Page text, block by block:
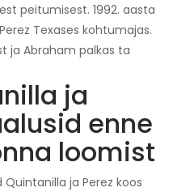
peitumisest. 1992. aasta
Texases kohtumajas.
ja Abraham palkas ta
ja
enne
loomist
ja Perez koos